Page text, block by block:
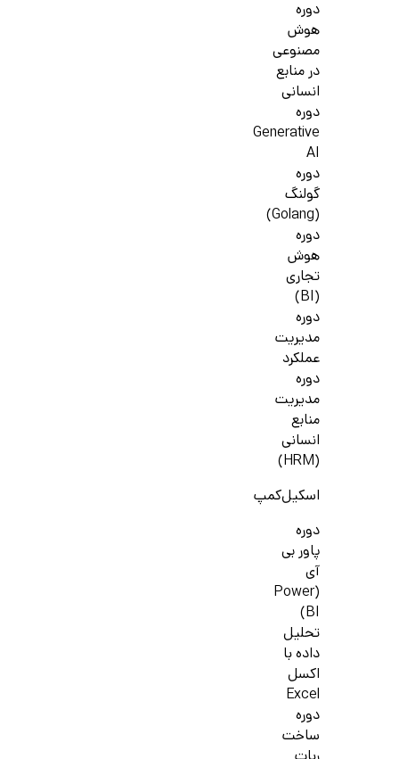
دوره
هوش
مصنوعی
در منابع
انسانی
دوره
Generative
AI
دوره
گولنگ
(Golang)
دوره
هوش
تجاری
(BI)
دوره
مدیریت
عملکرد
دوره
مدیریت
منابع
انسانی
(HRM)
اسکیل‌کمپ
دوره
پاور بی
آی
(Power
BI)
تحلیل
داده با
اکسل
Excel
دوره
ساخت